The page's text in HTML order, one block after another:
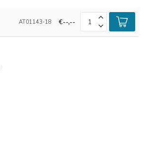
AT01143-18 €--,--